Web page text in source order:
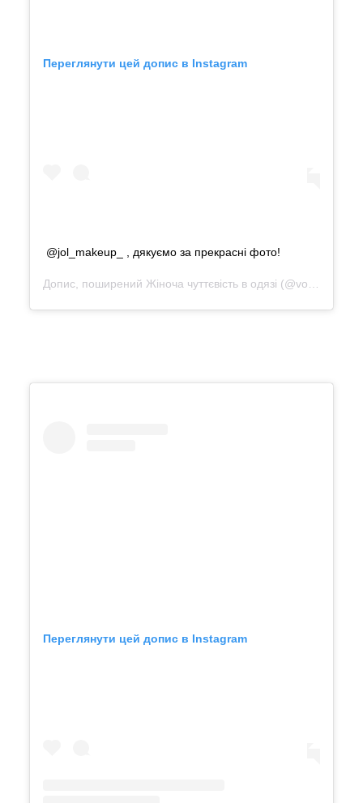
Переглянути цей допис в Instagram
@jol_makeup_ , дякуємо за прекрасні фото!
Допис, поширений Жіноча чуттєвість в одязі (@vonadmytra_reviews)
Переглянути цей допис в Instagram